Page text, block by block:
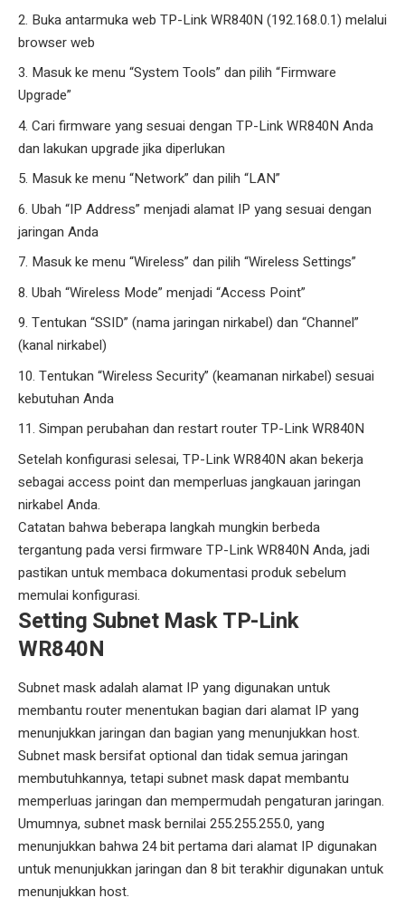
Buka antarmuka web TP-Link WR840N (192.168.0.1) melalui
browser web
Masuk ke menu “System Tools” dan pilih “Firmware
Upgrade”
Cari firmware yang sesuai dengan TP-Link WR840N Anda
dan lakukan upgrade jika diperlukan
Masuk ke menu “Network” dan pilih “LAN”
Ubah “IP Address” menjadi alamat IP yang sesuai dengan
jaringan Anda
Masuk ke menu “Wireless” dan pilih “Wireless Settings”
Ubah “Wireless Mode” menjadi “Access Point”
Tentukan “SSID” (nama jaringan nirkabel) dan “Channel”
(kanal nirkabel)
Tentukan “Wireless Security” (keamanan nirkabel) sesuai
kebutuhan Anda
Simpan perubahan dan restart router TP-Link WR840N
Setelah konfigurasi selesai, TP-Link WR840N akan bekerja
sebagai access point dan memperluas jangkauan jaringan
nirkabel Anda.
Catatan bahwa beberapa langkah mungkin berbeda
tergantung pada versi firmware TP-Link WR840N Anda, jadi
pastikan untuk membaca dokumentasi produk sebelum
memulai konfigurasi.
Setting Subnet Mask TP-Link
WR840N
Subnet mask adalah alamat IP yang digunakan untuk
membantu router menentukan bagian dari alamat IP yang
menunjukkan jaringan dan bagian yang menunjukkan host.
Subnet mask bersifat optional dan tidak semua jaringan
membutuhkannya, tetapi subnet mask dapat membantu
memperluas jaringan dan mempermudah pengaturan jaringan.
Umumnya, subnet mask bernilai 255.255.255.0, yang
menunjukkan bahwa 24 bit pertama dari alamat IP digunakan
untuk menunjukkan jaringan dan 8 bit terakhir digunakan untuk
menunjukkan host.